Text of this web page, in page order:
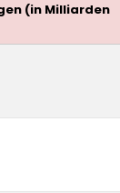
(in Milliarden